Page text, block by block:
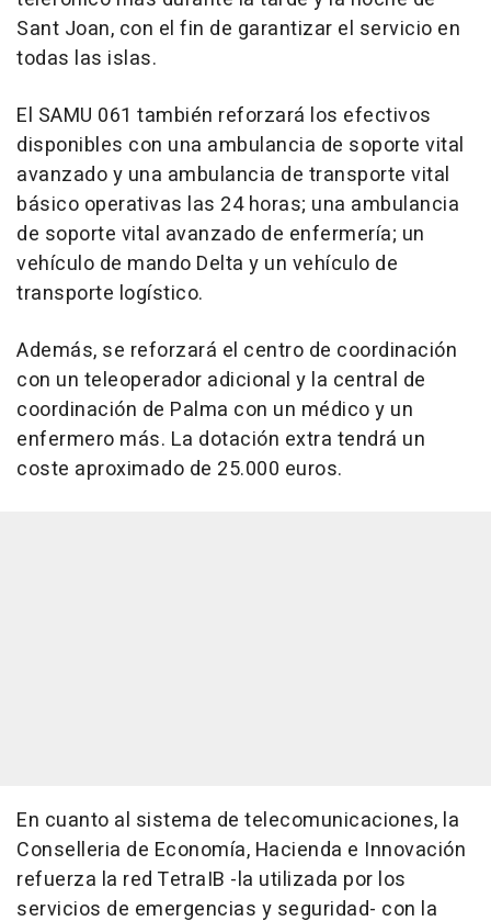
Sant Joan, con el fin de garantizar el servicio en
todas las islas.
El SAMU 061 también reforzará los efectivos
disponibles con una ambulancia de soporte vital
avanzado y una ambulancia de transporte vital
básico operativas las 24 horas; una ambulancia
de soporte vital avanzado de enfermería; un
vehículo de mando Delta y un vehículo de
transporte logístico.
Además, se reforzará el centro de coordinación
con un teleoperador adicional y la central de
coordinación de Palma con un médico y un
enfermero más. La dotación extra tendrá un
coste aproximado de 25.000 euros.
En cuanto al sistema de telecomunicaciones, la
Conselleria de Economía, Hacienda e Innovación
refuerza la red TetraIB -la utilizada por los
servicios de emergencias y seguridad- con la